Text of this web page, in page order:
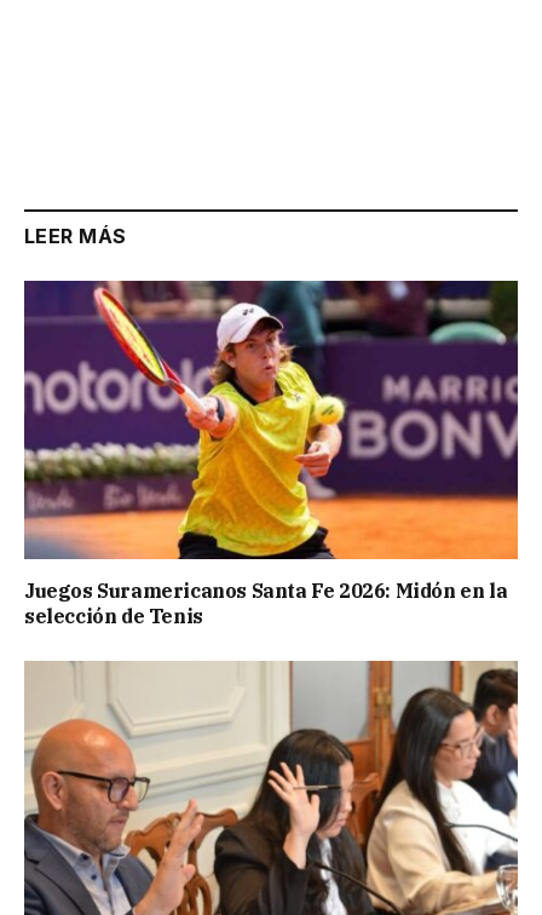
LEER MÁS
Juegos Suramericanos Santa Fe 2026: Midón en la
selección de Tenis